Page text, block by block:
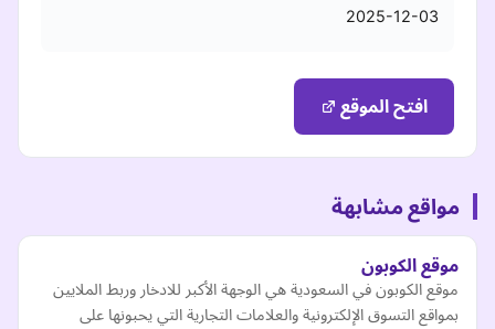
2025-12-03
افتح الموقع
مواقع مشابهة
موقع الكوبون
موقع الكوبون في السعودية هي الوجهة الأكبر للادخار وربط الملايين
بمواقع التسوق الإلكترونية والعلامات التجارية التي يحبونها على